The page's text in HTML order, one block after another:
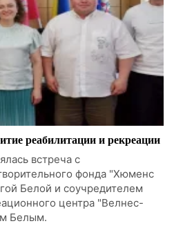
реабилитации и рекреации
встреча с
фонда "Хюменс
Белой и соучредителем
центра "Велнес-
Белым.